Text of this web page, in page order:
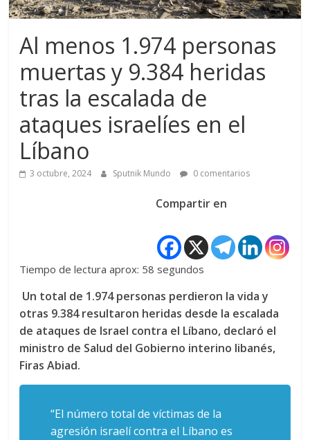
Al menos 1.974 personas
muertas y 9.384 heridas
tras la escalada de
ataques israelíes en el
Líbano
3 octubre, 2024 Sputnik Mundo 0 comentarios
Compartir en
Tiempo de lectura aprox: 58 segundos
Un total de 1.974 personas perdieron la vida y
otras 9.384 resultaron heridas desde la escalada
de ataques de Israel contra el Líbano, declaró el
ministro de Salud del Gobierno interino libanés,
Firas Abiad.
“El número total de víctimas de la
agresión israelí contra el Líbano es